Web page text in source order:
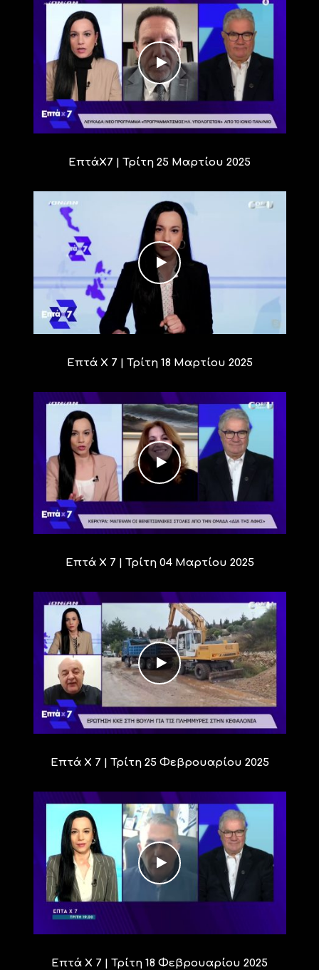
ΕπτάΧ7 | Τρίτη 25 Μαρτίου 2025
Επτά X 7 | Τρίτη 18 Μαρτίου 2025
Επτά Χ 7 | Τρίτη 04 Μαρτίου 2025
Επτά Χ 7 | Τρίτη 25 Φεβρουαρίου 2025
Επτά Χ 7 | Τρίτη 18 Φεβρουαρίου 2025